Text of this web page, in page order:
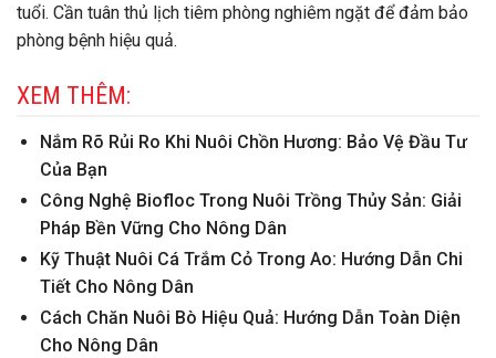
tuổi. Cần tuân thủ lịch tiêm phòng nghiêm ngặt để đảm bảo
phòng bệnh hiệu quả.
XEM THÊM:
Nắm Rõ Rủi Ro Khi Nuôi Chồn Hương: Bảo Vệ Đầu Tư
Của Bạn
Công Nghệ Biofloc Trong Nuôi Trồng Thủy Sản: Giải
Pháp Bền Vững Cho Nông Dân
Kỹ Thuật Nuôi Cá Trắm Cỏ Trong Ao: Hướng Dẫn Chi
Tiết Cho Nông Dân
Cách Chăn Nuôi Bò Hiệu Quả: Hướng Dẫn Toàn Diện
Cho Nông Dân